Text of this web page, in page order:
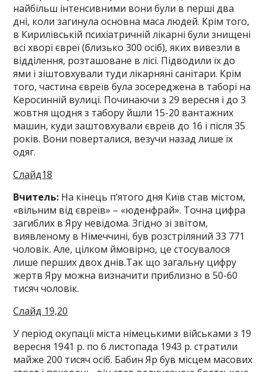
найбільш інтенсивними вони були в перші два
дні, коли загинула основна маса людей. Крім того,
в Кирилівській психіатричній лікарні були знищені
всі хворі євреї (близько 300 осіб), яких вивезли в
відділення, розташоване в лісі. Підводили їх до
ями і зіштовхували туди лікарняні санітари. Крім
того, частина євреїв була зосереджена в таборі на
Керосинній вулиці. Починаючи з 29 вересня і до 3
жовтня щодня з табору йшли 15-20 вантажних
машин, куди заштовхували євреїв до 16 і після 35
років. Вони поверталися, везучи назад лише їх
одяг.
Слайд18
Вчитель: На кінець п’ятого дня Київ став містом,
«вільним від євреїв» – «юденфрай». Точна цифра
загиблих в Яру невідома. Згідно зі звітом,
виявленому в Німеччині, був розстріляний 33 771
чоловік. Але, цілком ймовірно, це стосувалося
лише перших двох днів.Так що загальну цифру
жертв Яру можна визначити приблизно в 50-60
тисяч чоловік.
Слайд 19,20
У період окупації міста німецькими військами з 19
вересня 1941 р. по 6 листопада 1943 р. стратили
майже 200 тисяч осіб. Бабин Яр був місцем масових